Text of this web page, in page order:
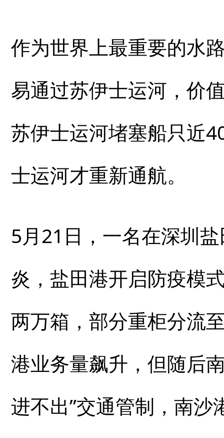
作为世界上最重要的水
易通过苏伊士运河，价
苏伊士运河堵塞船只近
士运河才重新通航。
5月21日，一名在深圳
炎，盐田港开启防疫模
两万箱，部分重柜分流
港业务量飙升，但随后
进不出”交通管制，南沙